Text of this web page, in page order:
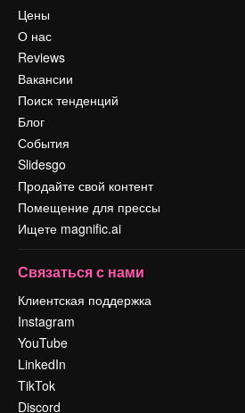
Цены
О нас
Reviews
Вакансии
Поиск тенденций
Блог
События
Slidesgo
Продайте свой контент
Помещение для прессы
Ищете magnific.ai
Связаться с нами
Клиентская поддержка
Instagram
YouTube
LinkedIn
TikTok
Discord